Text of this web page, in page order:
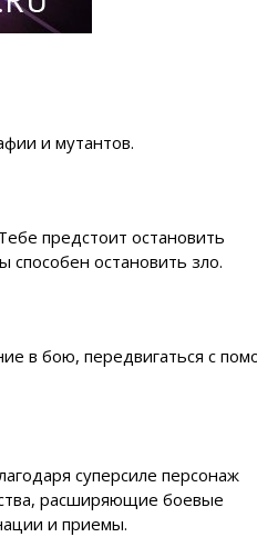
и мутантов.
предстоит остановить
способен остановить зло.
в бою, передвигаться с
суперсиле персонаж
расширяющие боевые
и приемы.